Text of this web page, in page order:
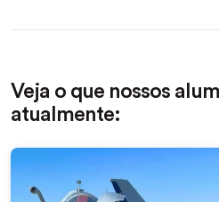
Veja o que nossos
atualmente: